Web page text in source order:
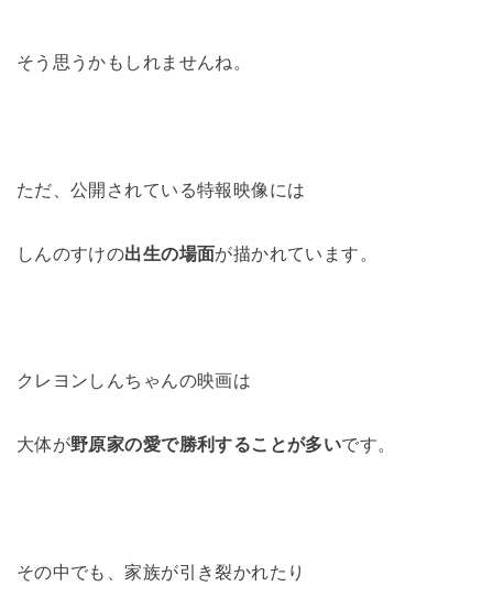
そう思うかもしれませんね。
ただ、公開されている特報映像には
しんのすけの出生の場面が描かれています。
クレヨンしんちゃんの映画は
大体が野原家の愛で勝利することが多いです。
その中でも、家族が引き裂かれたり